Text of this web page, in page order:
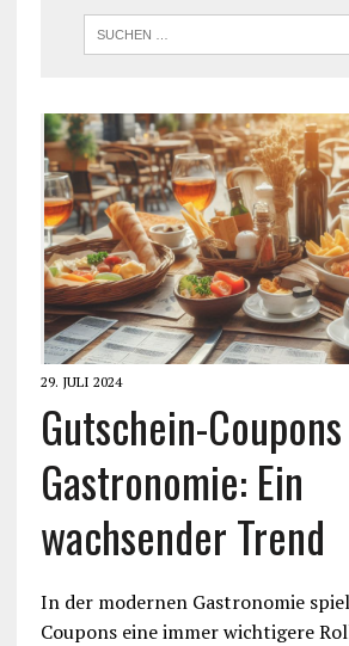
29. JULI 2024
Gutschein-
Gastronomie: Ein
wachsender Trend
In der modernen Gastronomie
Coupons eine immer wichtigere